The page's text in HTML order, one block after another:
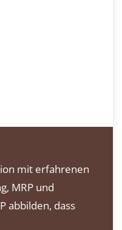
mit erfahrenen
MRP und
abbilden, dass